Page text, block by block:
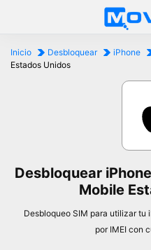
Inicio Desbloquear iPhone
Estados Unidos
Desbloquear
Mobile
Desbloqueo SIM para utilizar tu
por IMEI con